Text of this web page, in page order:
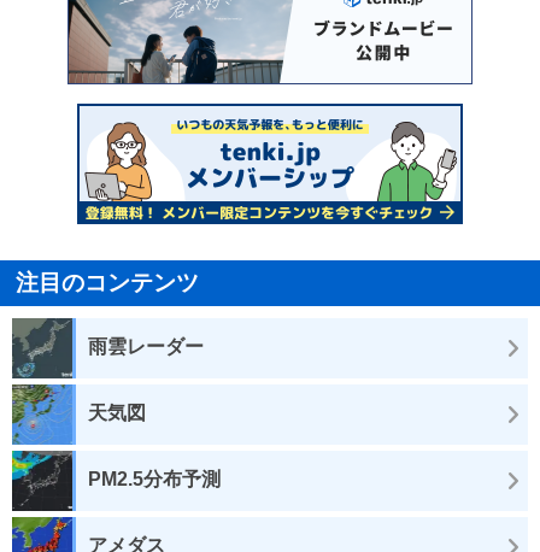
注目のコンテンツ
雨雲レーダー
天気図
PM2.5分布予測
アメダス